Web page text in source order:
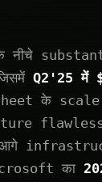
नीचे
Q2'25 में
के scale
flawless
का